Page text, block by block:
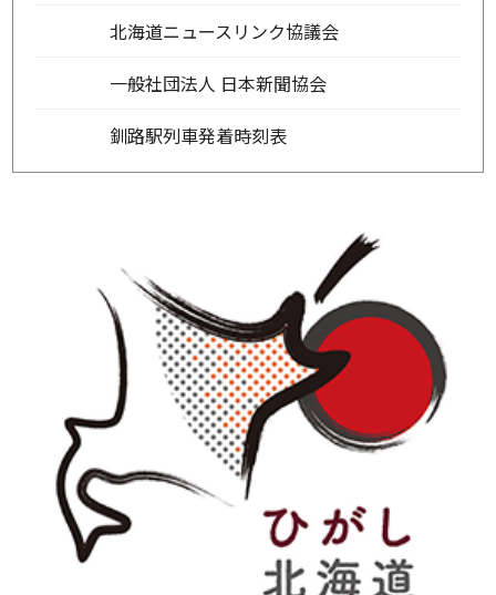
北海道ニュースリンク協議会
一般社団法人 日本新聞協会
釧路駅列車発着時刻表